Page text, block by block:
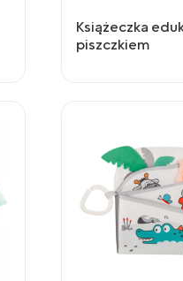
Książeczka
piszczkiem